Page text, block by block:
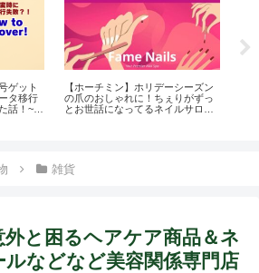
ゲット
タ移行
話！~
【ホーチミン】ホリデーシーズン
の爪のおしゃれに！ちぇりがずっ
とお世話になってるネイルサロン
雑貨
と困るヘアケア商品＆ネ
などなど美容関係専門店